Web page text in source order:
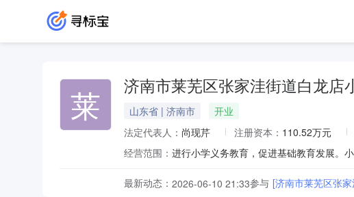
莱 济南市莱芜区张家洼街道白龙店
山东省 | 济南市
开业
法定代表人： 尚现芹 注册资本： 110.52万元
经营范围： 进行小学义务教育，促进基础教育发展。
最新动态： 2026-06-10 21:33参与 [济南市莱芜区张